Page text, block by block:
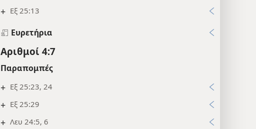
+ Εξ 25:13
Ευρετήρια
Αριθμοί 4:7
Παραπομπές
+ Εξ 25:23, 24
+ Εξ 25:29
+ Λευ 24:5, 6